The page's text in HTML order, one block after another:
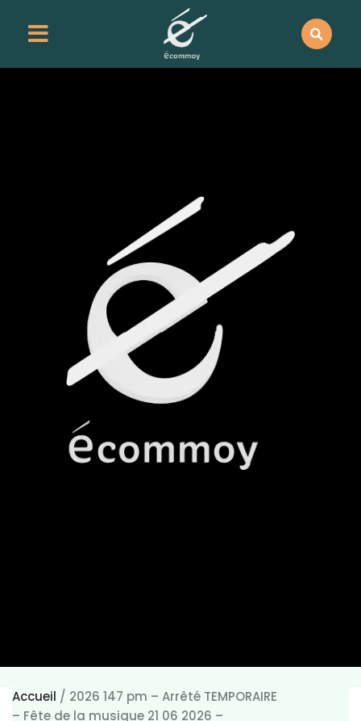
Accueil / 2026 147 pm – Arrêté TEMPORAIRE
– Fête de la musique 21 06 2026 –